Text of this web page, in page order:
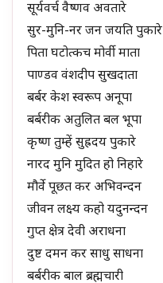
सूर्यवर्च वैष्णव अवतारे
सुर-मुनि-नर जन जयति पुकारे
पिता घटोत्कच मोर्वी माता
पाण्डव वंशदीप सुखदाता
बर्बर केश स्वरूप अनूपा
बर्बरीक अतुलित बल भूपा
कृष्ण तुम्हें सुह्रदय पुकारे
नारद मुनि मुदित हो निहारे
मौर्वे पूछत कर अभिवन्दन
जीवन लक्ष्य कहो यदुनन्दन
गुप्त क्षेत्र देवी अराधना
दुष्ट दमन कर साधु साधना
बर्बरीक बाल ब्रह्मचारी